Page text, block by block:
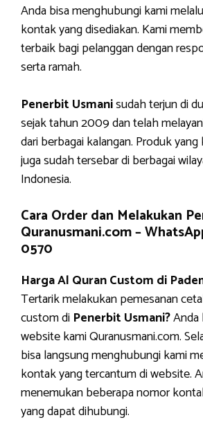
Anda bisa menghubungi kami
kontak yang disediakan. Kami
terbaik bagi pelanggan dengan
serta ramah.
Penerbit Usmanisudah terjun di
sejak tahun 2009 dan telah
dari berbagai kalangan. Produk
juga sudah tersebar di berbagai
Indonesia.
Cara Order dan Melakukan
Quranusmani.com –
0570
Harga Al Quran Custom di
Tertarik melakukan pemesanan
custom di Penerbit Usmani?
website kami Quranusmani.com.
bisa langsung menghubungi kami
kontak yang tercantum di website.
menemukan beberapa nomor
yang dapat dihubungi.